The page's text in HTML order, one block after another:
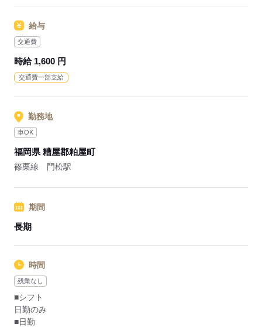
ートすることができます。
ます。
◎訪問看護ステーションだけでなく、介護施設や訪問介護など
給与
交通費
時給 1,600 円
交通費一部支給
勤務地
車OK
福岡県 糟屋郡粕屋町
篠栗線 門松駅
期間
長期
時間
残業なし
■シフト
日勤のみ
■日勤